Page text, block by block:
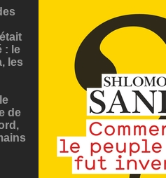
: le
les
de